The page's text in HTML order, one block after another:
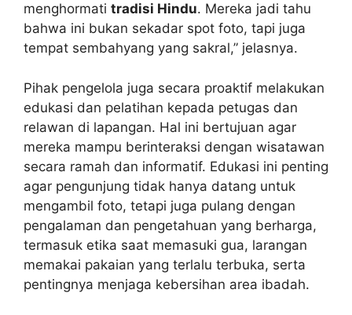
menghormati tradisi Hindu. Mereka jadi tahu
bahwa ini bukan sekadar spot foto, tapi juga
tempat sembahyang yang sakral,” jelasnya.
Pihak pengelola juga secara proaktif melakukan
edukasi dan pelatihan kepada petugas dan
relawan di lapangan. Hal ini bertujuan agar
mereka mampu berinteraksi dengan wisatawan
secara ramah dan informatif. Edukasi ini penting
agar pengunjung tidak hanya datang untuk
mengambil foto, tetapi juga pulang dengan
pengalaman dan pengetahuan yang berharga,
termasuk etika saat memasuki gua, larangan
memakai pakaian yang terlalu terbuka, serta
pentingnya menjaga kebersihan area ibadah.